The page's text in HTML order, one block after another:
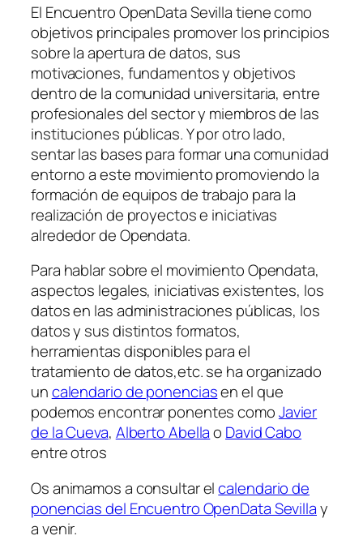
El Encuentro OpenData Sevilla tiene como
objetivos principales promover los principios
sobre la apertura de datos, sus
motivaciones, fundamentos y objetivos
dentro de la comunidad universitaria, entre
profesionales del sector y miembros de las
instituciones públicas. Y por otro lado,
sentar las bases para formar una comunidad
entorno a este movimiento promoviendo la
formación de equipos de trabajo para la
realización de proyectos e iniciativas
alrededor de Opendata.
Para hablar sobre el movimiento Opendata,
aspectos legales, iniciativas existentes, los
datos en las administraciones públicas, los
datos y sus distintos formatos,
herramientas disponibles para el
tratamiento de datos,etc. se ha organizado
uncalendario de ponenciasen el que
podemos encontrar ponentes comoJavier
de la Cueva, Alberto Abellao David Cabo
entre otros
Os animamos a consultar elcalendario de
ponencias del Encuentro OpenData Sevillay
a venir.